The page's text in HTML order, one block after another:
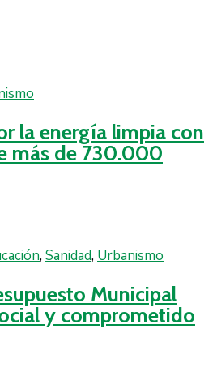
la energía limpia con
más de 730.000
‚Sanidad‚ Urbanismo
Municipal
y comprometido